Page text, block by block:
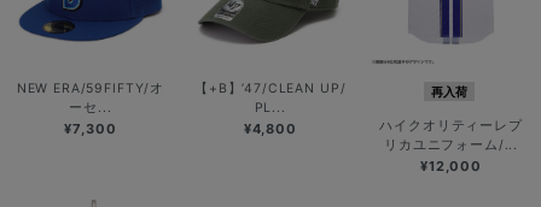
NEW ERA/59FIFTY/オ
ーセ...
¥7,300
【+B】’47/CLEAN UP/
PL...
¥4,800
再入荷
ハイクオリティーレプ
リカユニフォーム/...
¥12,000